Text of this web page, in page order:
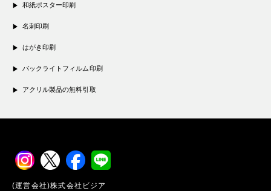
和紙ポスター印刷
名刺印刷
はがき印刷
バックライトフィルム印刷
アクリル製品の無料引取
(運営会社)株式会社ビジア